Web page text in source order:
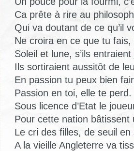
Ca prête à rire au
Qui va doutant de ce qu’il
Ne croira en ce que tu
Soleil et lune, s’ils
Ils sortiraient aussitôt de
En passion tu peux bien
Passion en toi, elle te perd.
Sous licence d’Etat le
Pour cette nation bâtissent
Le cri des filles, de seuil en
A la vieille Angleterre va